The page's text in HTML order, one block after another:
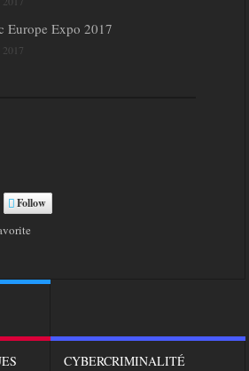
Europe Expo 2017
2017
Follow
CYBERCRIMINALITÉ